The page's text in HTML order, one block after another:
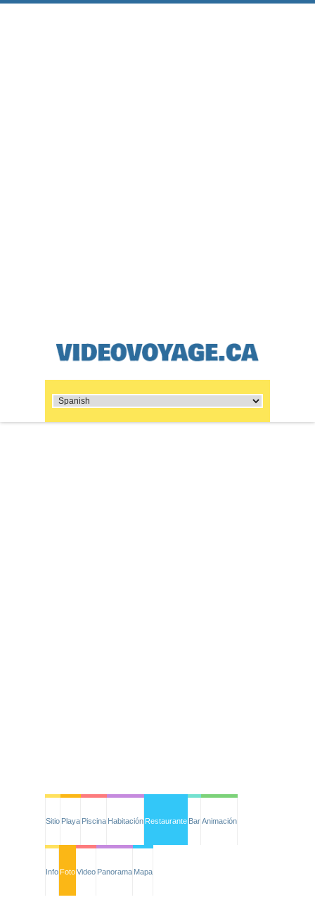
Sitio Playa Piscina Habitación Restaurante BarAnimación
Info FotoVideo Panorama Mapa